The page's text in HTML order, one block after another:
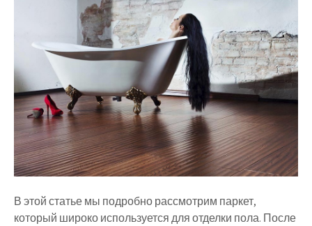
В этой статье мы подробно рассмотрим паркет,
который широко используется для отделки пола. После